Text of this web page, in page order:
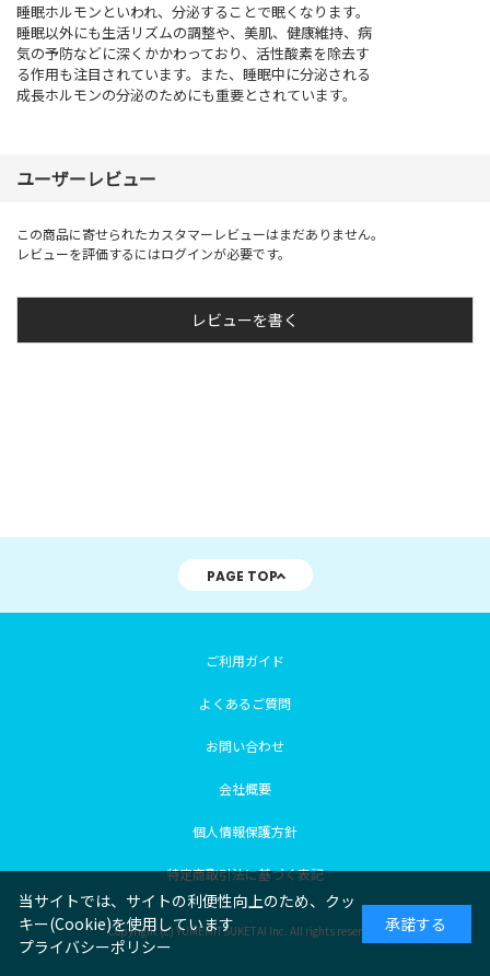
睡眠ホルモンといわれ、分泌することで眠くなります。
睡眠以外にも生活リズムの調整や、美肌、健康維持、病
気の予防などに深くかかわっており、活性酸素を除去す
る作用も注目されています。また、睡眠中に分泌される
成長ホルモンの分泌のためにも重要とされています。
ユーザーレビュー
この商品に寄せられたカスタマーレビューはまだありません。
レビューを評価するにはログインが必要です。
レビューを書く
PAGE TOP
ご利用ガイド
よくあるご質問
お問い合わせ
会社概要
個人情報保護方針
特定商取引法に基づく表記
Copyright (c) YUMEMITSUKETAI Inc. All rights reserved.
当サイトでは、サイトの利便性向上のため、クッ
キー(Cookie)を使用しています
プライバシーポリシー
承諾する